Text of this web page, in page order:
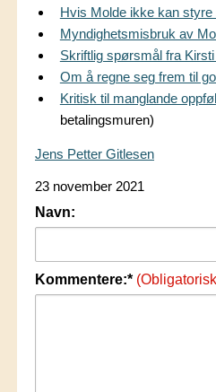
Hvis Molde ikke kan
Myndighetsmisbruk av
Skriftlig spørsmål fra
Om å regne seg frem til
Kritisk til manglande
betalingsmuren)
Jens Petter Gitlesen
23 november 2021
Navn:
Kommentere:*